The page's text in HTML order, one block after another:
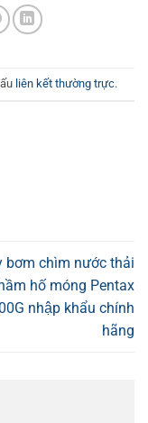
liên kết thường trực.
bơm chìm nước thải
hố móng Pentax
nhập khẩu chính
hãng